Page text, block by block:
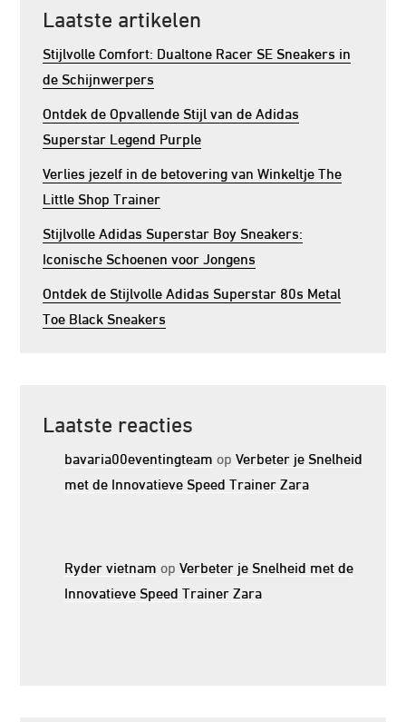
Laatste artikelen
Stijlvolle Comfort: Dualtone Racer SE Sneakers in
de Schijnwerpers
Ontdek de Opvallende Stijl van de Adidas
Superstar Legend Purple
Verlies jezelf in de betovering van Winkeltje The
Little Shop Trainer
Stijlvolle Adidas Superstar Boy Sneakers:
Iconische Schoenen voor Jongens
Ontdek de Stijlvolle Adidas Superstar 80s Metal
Toe Black Sneakers
Laatste reacties
bavaria00eventingteam opVerbeter je Snelheid
met de Innovatieve Speed Trainer Zara
Ryder vietnam opVerbeter je Snelheid met de
Innovatieve Speed Trainer Zara